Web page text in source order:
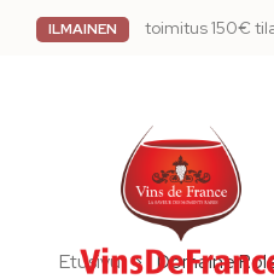
ILMAINEN toimitus 150€
Etusivu Domaine